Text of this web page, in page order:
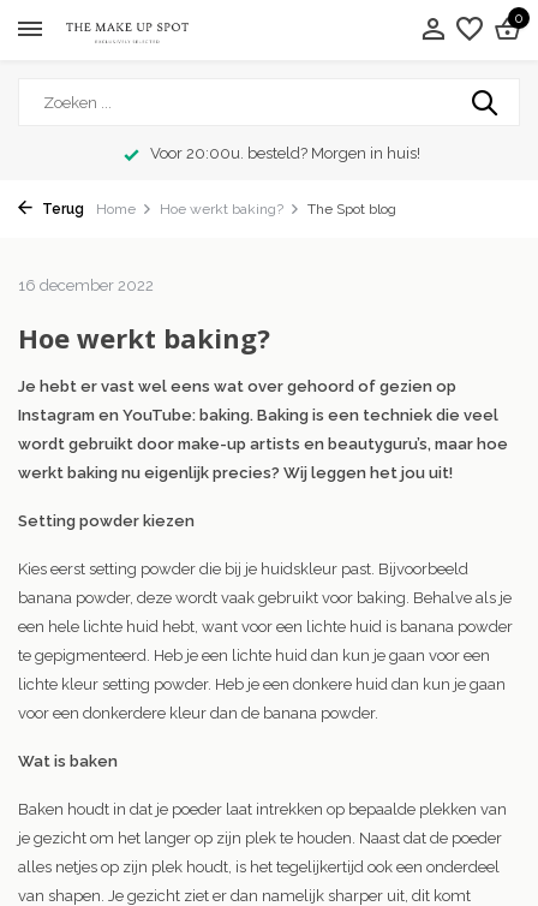
0
Voor 20:00u. besteld? Morgen in huis!
Terug Home Hoe werkt baking? The Spot blog
16 december 2022
Hoe werkt baking?
Je hebt er vast wel eens wat over gehoord of gezien op
Instagram en YouTube: baking. Baking is een techniek die veel
wordt gebruikt door make-up artists en beautyguru’s, maar hoe
werkt baking nu eigenlijk precies? Wij leggen het jou uit!
Setting powder kiezen
Kies eerst setting powder die bij je huidskleur past. Bijvoorbeeld
banana powder, deze wordt vaak gebruikt voor baking. Behalve als je
een hele lichte huid hebt, want voor een lichte huid is banana powder
te gepigmenteerd. Heb je een lichte huid dan kun je gaan voor een
lichte kleur setting powder. Heb je een donkere huid dan kun je gaan
voor een donkerdere kleur dan de banana powder.
Wat is baken
Baken houdt in dat je poeder laat intrekken op bepaalde plekken van
je gezicht om het langer op zijn plek te houden. Naast dat de poeder
alles netjes op zijn plek houdt, is het tegelijkertijd ook een onderdeel
van shapen. Je gezicht ziet er dan namelijk sharper uit, dit komt